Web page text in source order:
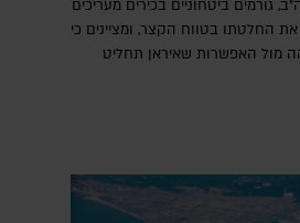
גורמים ביטחוניים בכירים מעריכים
החלטתו בטווח הקצר, ומציינים כי
מול האפשרות שאיראן תחליט